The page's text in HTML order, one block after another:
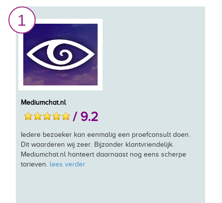
1
Mediumchat.nl
/ 9.2
Iedere bezoeker kan eenmalig een proefconsult doen.
Dit waarderen wij zeer. Bijzonder klantvriendelijk.
Mediumchat.nl hanteert daarnaast nog eens scherpe
tarieven. lees verder